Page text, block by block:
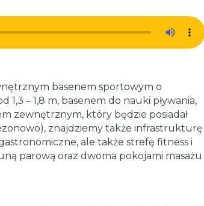
basenem sportowym o
1,3 – 1,8 m, basenem do nauki pływania,
zewnętrznym, który będzie posiadał
znajdziemy także infrastrukturę
ale także strefę fitness i
parową oraz dwoma pokojami masażu